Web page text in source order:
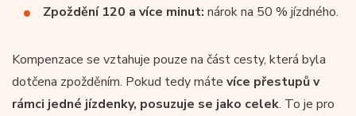
Zpoždění 120 a více minut: nárok na 50 % jízdného.
Kompenzace se vztahuje pouze na část cesty, která byla
dotčena zpožděním. Pokud tedy máte více přestupů v
rámci jedné jízdenky, posuzuje se jako celek. To je pro